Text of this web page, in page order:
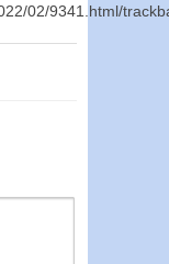
02/9341.html/